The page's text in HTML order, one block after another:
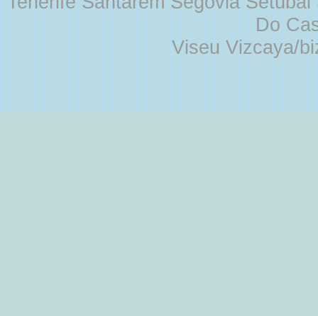
Do
Viseu Vizcaya/